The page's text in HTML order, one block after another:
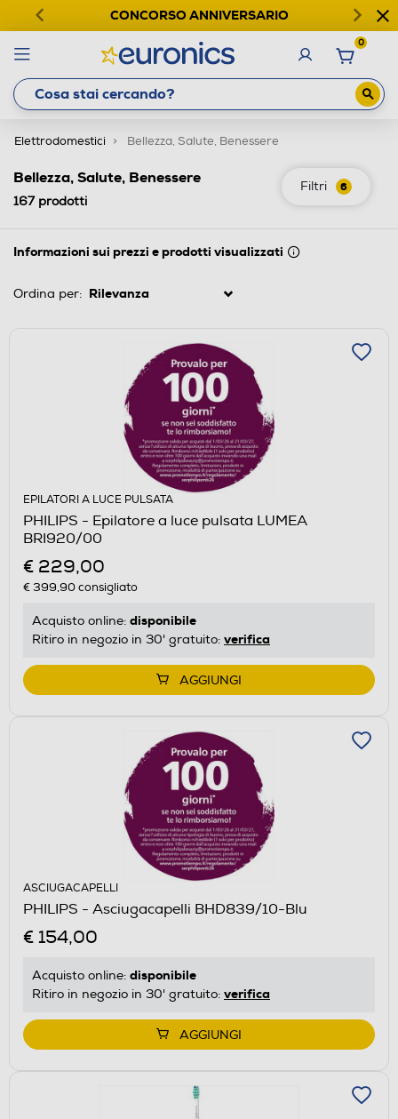
CONCORSO ANNIVERSARIO
0
Elettrodomestici Bellezza, Salute, Benessere
Filtri 6
Bellezza, Salute, Benessere
167prodotti
Informazioni sui prezzi e prodotti visualizzati
Ordina per:
EPILATORI A LUCE PULSATA
PHILIPS - Epilatore a luce pulsata LUMEA
BRI920/00
€ 229,00
€ 399,90consigliato
Acquisto online: disponibile
Ritiro in negozio in 30' gratuito: verifica
AGGIUNGI
ASCIUGACAPELLI
PHILIPS - Asciugacapelli BHD839/10-Blu
€ 154,00
Acquisto online: disponibile
Ritiro in negozio in 30' gratuito: verifica
AGGIUNGI